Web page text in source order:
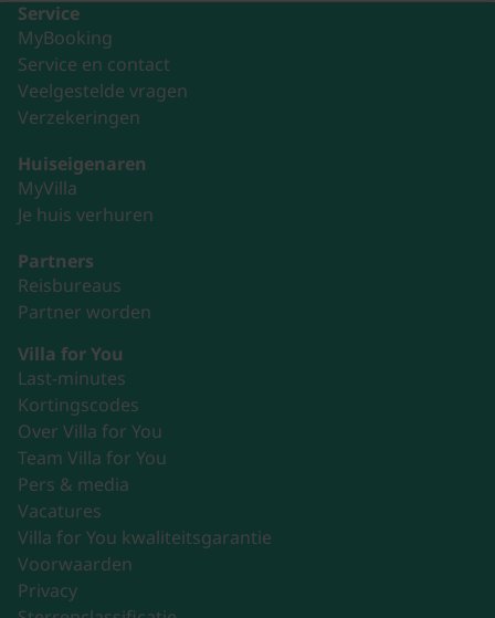
Service
MyBooking
Service en contact
Veelgestelde vragen
Verzekeringen
Huiseigenaren
MyVilla
Je huis verhuren
Partners
Reisbureaus
Partner worden
Villa for You
Last-minutes
Kortingscodes
Over Villa for You
Team Villa for You
Pers & media
Vacatures
Villa for You kwaliteitsgarantie
Voorwaarden
Privacy